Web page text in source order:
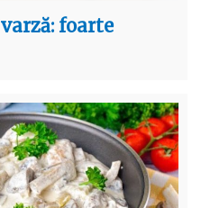
foarte